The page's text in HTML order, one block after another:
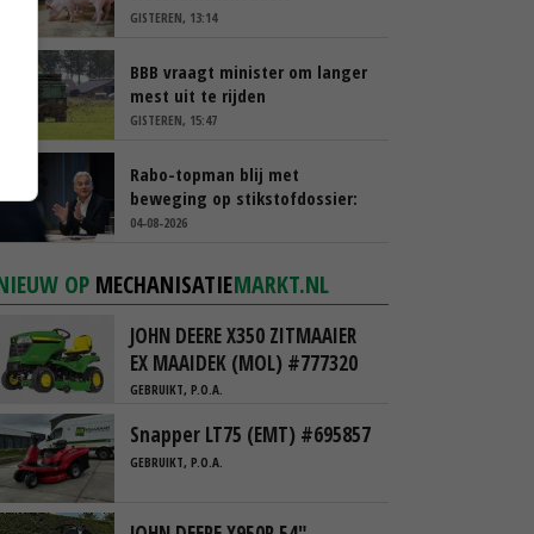
GISTEREN, 13:14
BBB vraagt minister om langer
mest uit te rijden
GISTEREN, 15:47
Rabo-topman blij met
beweging op stikstofdossier:
‘Verdienmodel van boeren blijft
04-08-2026
OP MECHANISATIEMARKT.NL
JOHN DEERE X350 ZITMAAIER
EX MAAIDEK (MOL) #777320
GEBRUIKT, P.O.A.
Snapper LT75 (EMT) #695857
GEBRUIKT, P.O.A.